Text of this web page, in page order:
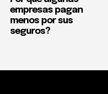
empresas pagan
menos por sus
seguros?